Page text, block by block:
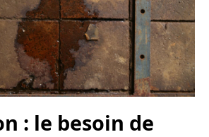
: le besoin de